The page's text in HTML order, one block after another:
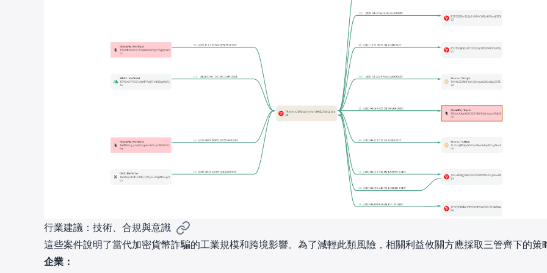
行業建議：技術、合規與意識
這些案件說明了當代加密貨幣詐騙的工業規模和跨境影響。為了減輕此類風險，相關利益攸關方應採取三管齊下的策
企業：